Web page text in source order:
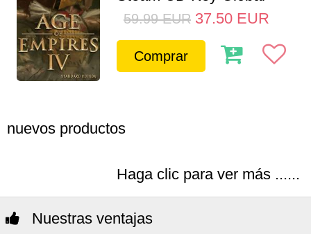
59.99 EUR 37.50 EUR
Comprar
nuevos productos
Haga clic para ver más ......
Nuestras ventajas